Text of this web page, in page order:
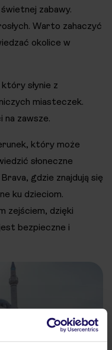
zabawy.
Warto zahaczyć
okolice w
słynie z
miasteczek.
na zawsze.
który może
słoneczne
gdzie znajdują się
ku dzieciom.
zejściem, dzięki
bezpieczne i